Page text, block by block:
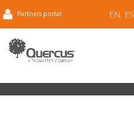
Partners portal EN ES